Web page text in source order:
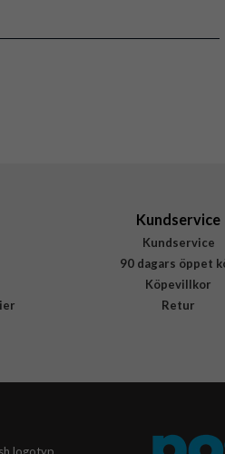
Kundservice
Kundservice
90 dagars öppet
Köpevillkor
Retur